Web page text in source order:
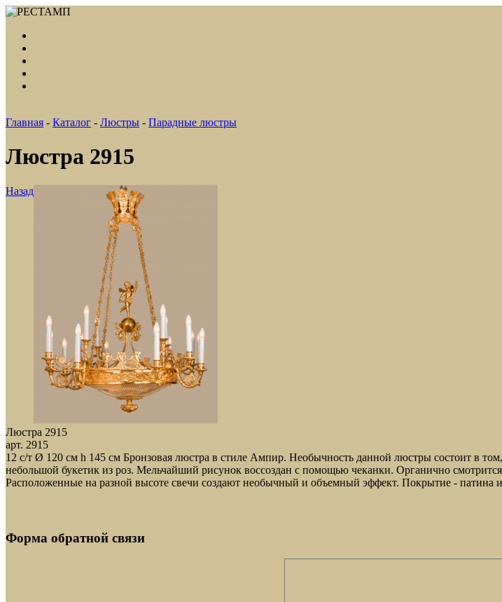
Главная - Каталог - Люстры - Парадные люстры
Люстра 2915
Назад
Люстра 2915
арт. 2915
12 с/т Ø 120 см h 145 см Бронзовая люстра в стиле Ампир. Необычность данной люстры состоит в
небольшой букетик из роз. Мельчайший рисунок воссоздан с помощью чеканки. Органично
Расположенные на разной высоте свечи создают необычный и объемный эффект. Покрытие - патина
Форма обратной связи